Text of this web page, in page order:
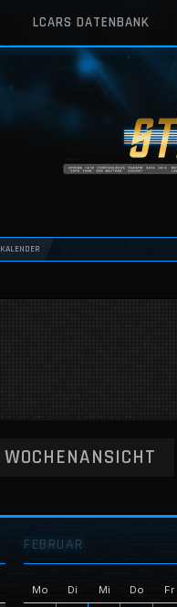
LCARS DATENBANK
KALENDER
WOCHENANSICHT
FEBRUAR
Mo Di Mi Do Fr